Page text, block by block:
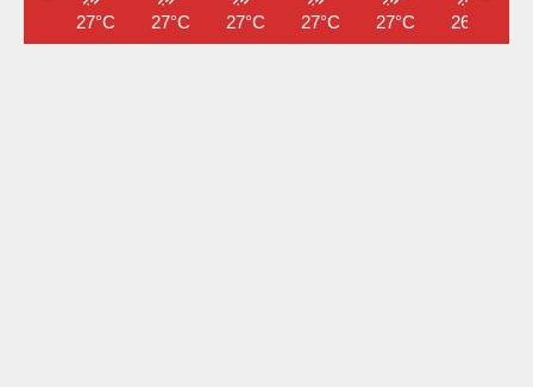
27°C 27°C 27°C 27°C 27°C 26°C